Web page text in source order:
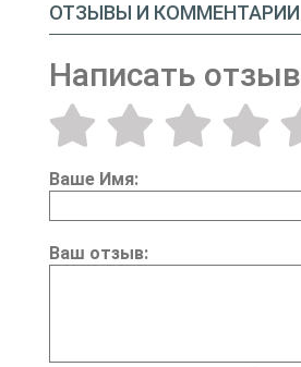
ОТЗЫВЫ И КОММЕНТАРИИ
Написать отзыв
Ваше Имя:
Ваш отзыв: